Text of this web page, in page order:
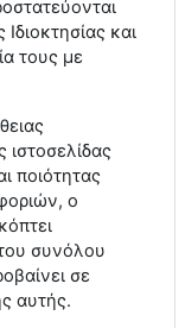
και
τους με
ιστοσελίδας
ποιότητας
ο
συνόλου
σε
αυτής.